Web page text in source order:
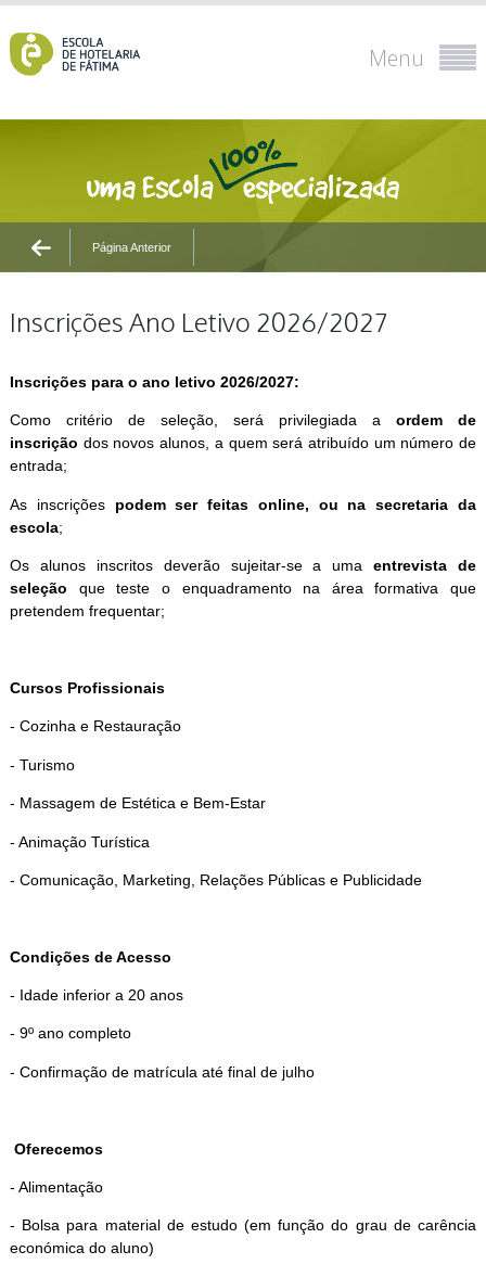
Menu
Página Anterior
Inscrições Ano Letivo 2026/2027
Inscrições para o ano letivo 2026/2027:
Como critério de seleção, será privilegiada aordem de
inscrição dos novos alunos, a quem será atribuído um número de
entrada;
As inscrições podem ser feitas online, ou na secretaria da
escola;
Os alunos inscritos deverão sujeitar-se a umaentrevista de
seleção que teste o enquadramento na área formativa que
pretendem frequentar;
Cursos Profissionais
- Cozinha e Restauração
- Turismo
- Massagem de Estética e Bem-Estar
- Animação Turística
- Comunicação, Marketing, Relações Públicas e Publicidade
Condições de Acesso
- Idade inferior a 20 anos
- 9º ano completo
- Confirmação de matrícula até final de julho
Oferecemos
- Alimentação
- Bolsa para material de estudo (em função do grau de carência
económica do aluno)